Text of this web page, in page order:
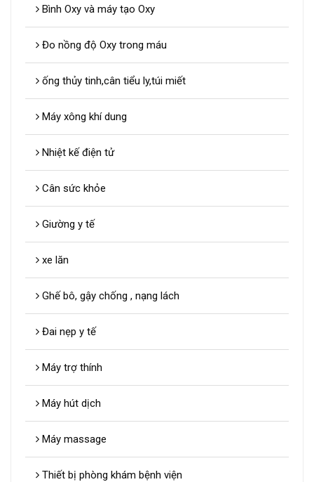
Bình Oxy và máy tạo Oxy
Đo nồng độ Oxy trong máu
ống thủy tinh,cân tiểu ly,túi miết
Máy xông khí dung
Nhiệt kế điện tử
Cân sức khỏe
Giường y tế
xe lăn
Ghế bô, gậy chống , nạng lách
Đai nẹp y tế
Máy trợ thính
Máy hút dịch
Máy massage
Thiết bị phòng khám bệnh viện